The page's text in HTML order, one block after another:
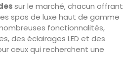
sur le marché, chacun offrant
spas de luxe haut de gamme
fonctionnalités,
des éclairages LED et des
ceux qui recherchent une